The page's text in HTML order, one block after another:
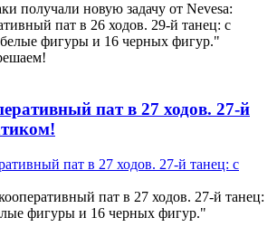
получали новую задачу от Nevesa:
пат в 26 ходов. 29-й танец: с
белые фигуры и 16 черных фигур."
пат в 27 ходов. 27-й
пат в 27 ходов. 27-й танец:
фигуры и 16 черных фигур."